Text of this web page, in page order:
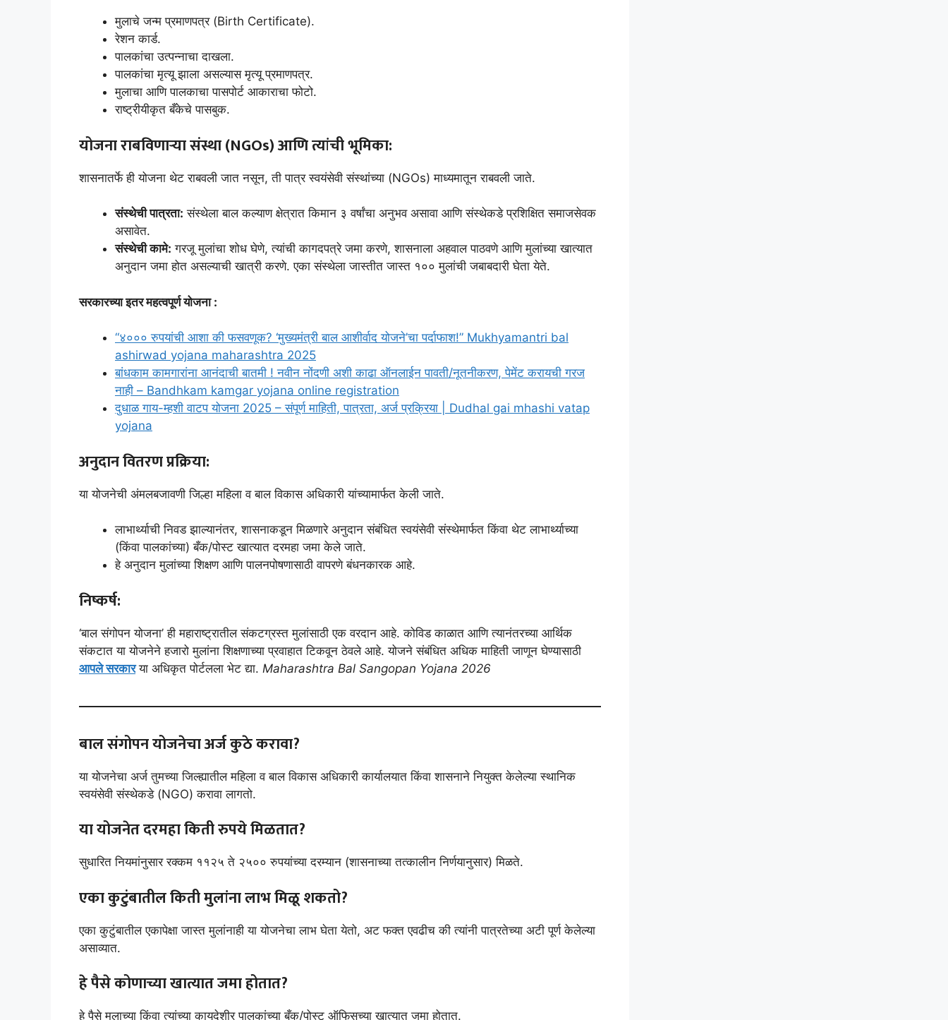
मुलाचे जन्म प्रमाणपत्र (Birth Certificate).
रेशन कार्ड.
पालकांचा उत्पन्नाचा दाखला.
पालकांचा मृत्यू झाला असल्यास मृत्यू प्रमाणपत्र.
मुलाचा आणि पालकाचा पासपोर्ट आकाराचा फोटो.
राष्ट्रीयीकृत बँकेचे पासबुक.
योजना राबविणाऱ्या संस्था (NGOs) आणि त्यांची भूमिका:
शासनातर्फे ही योजना थेट राबवली जात नसून, ती पात्र स्वयंसेवी संस्थांच्या (NGOs) माध्यमातून राबवली जाते.
संस्थेची पात्रता: संस्थेला बाल कल्याण क्षेत्रात किमान ३ वर्षांचा अनुभव असावा आणि संस्थेकडे प्रशिक्षित समाजसेवक
असावेत.
संस्थेची कामे: गरजू मुलांचा शोध घेणे, त्यांची कागदपत्रे जमा करणे, शासनाला अहवाल पाठवणे आणि मुलांच्या खात्यात
अनुदान जमा होत असल्याची खात्री करणे. एका संस्थेला जास्तीत जास्त १०० मुलांची जबाबदारी घेता येते.
सरकारच्या इतर महत्वपूर्ण योजना :
“४००० रुपयांची आशा की फसवणूक? ‘मुख्यमंत्री बाल आशीर्वाद योजने’चा पर्दाफाश!” Mukhyamantri bal
ashirwad yojana maharashtra 2025
बांधकाम कामगारांना आनंदाची बातमी ! नवीन नोंदणी अशी काढा ऑनलाईन पावती/नूतनीकरण, पेमेंट करायची गरज
नाही – Bandhkam kamgar yojana online registration
दुधाळ गाय-म्हशी वाटप योजना 2025 – संपूर्ण माहिती, पात्रता, अर्ज प्रक्रिया | Dudhal gai mhashi vatap
yojana
अनुदान वितरण प्रक्रिया:
या योजनेची अंमलबजावणी जिल्हा महिला व बाल विकास अधिकारी यांच्यामार्फत केली जाते.
लाभार्थ्याची निवड झाल्यानंतर, शासनाकडून मिळणारे अनुदान संबंधित स्वयंसेवी संस्थेमार्फत किंवा थेट लाभार्थ्याच्या
(किंवा पालकांच्या) बँक/पोस्ट खात्यात दरमहा जमा केले जाते.
हे अनुदान मुलांच्या शिक्षण आणि पालनपोषणासाठी वापरणे बंधनकारक आहे.
निष्कर्ष:
‘बाल संगोपन योजना’ ही महाराष्ट्रातील संकटग्रस्त मुलांसाठी एक वरदान आहे. कोविड काळात आणि त्यानंतरच्या आर्थिक
संकटात या योजनेने हजारो मुलांना शिक्षणाच्या प्रवाहात टिकवून ठेवले आहे. योजने संबंधित अधिक माहिती जाणून घेण्यासाठी
आपले सरकारया अधिकृत पोर्टलला भेट द्या. Maharashtra Bal Sangopan Yojana 2026
बाल संगोपन योजनेचा अर्ज कुठे करावा?
या योजनेचा अर्ज तुमच्या जिल्ह्यातील महिला व बाल विकास अधिकारी कार्यालयात किंवा शासनाने नियुक्त केलेल्या स्थानिक
स्वयंसेवी संस्थेकडे (NGO) करावा लागतो.
या योजनेत दरमहा किती रुपये मिळतात?
सुधारित नियमांनुसार रक्कम ११२५ ते २५०० रुपयांच्या दरम्यान (शासनाच्या तत्कालीन निर्णयानुसार) मिळते.
एका कुटुंबातील किती मुलांना लाभ मिळू शकतो?
एका कुटुंबातील एकापेक्षा जास्त मुलांनाही या योजनेचा लाभ घेता येतो, अट फक्त एवढीच की त्यांनी पात्रतेच्या अटी पूर्ण केलेल्या
असाव्यात.
हे पैसे कोणाच्या खात्यात जमा होतात?
हे पैसे मुलाच्या किंवा त्यांच्या कायदेशीर पालकांच्या बँक/पोस्ट ऑफिसच्या खात्यात जमा होतात.